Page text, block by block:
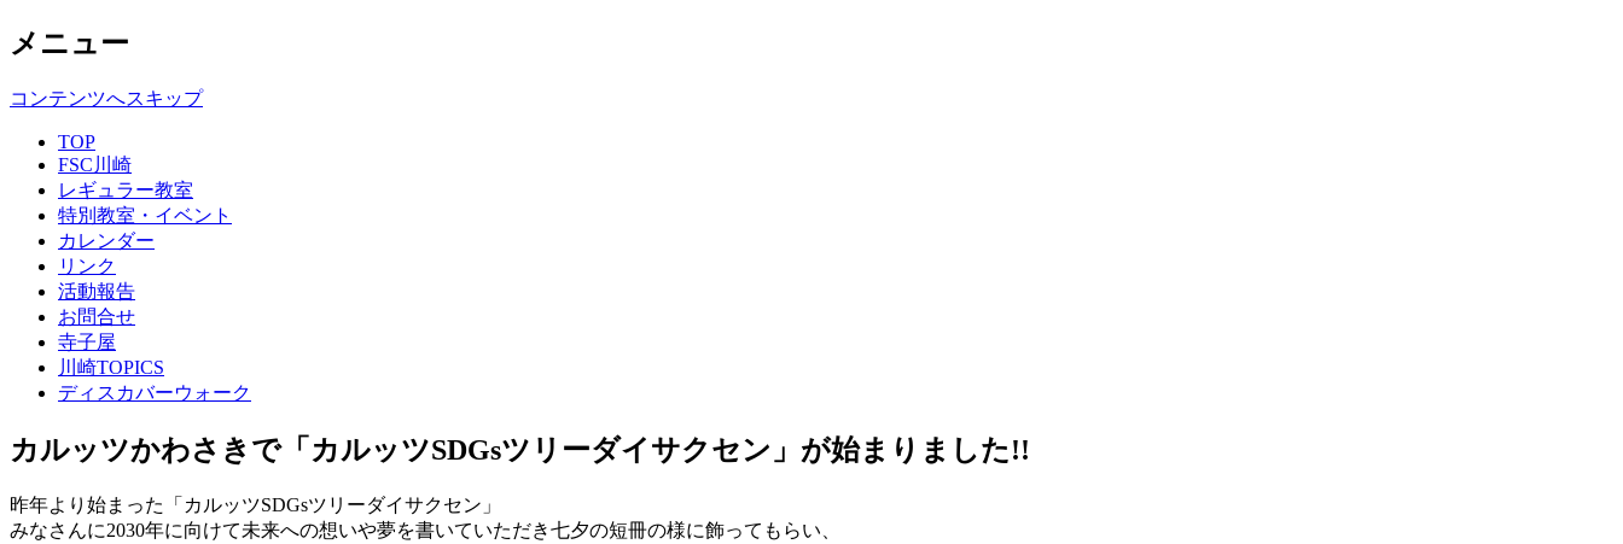
メニュー
コンテンツへスキップ
TOP
FSC川崎
レギュラー教室
特別教室・イベント
カレンダー
リンク
活動報告
お問合せ
寺子屋
川崎TOPICS
ディスカバーウォーク
カルッツかわさきで「カルッツSDGsツリーダイサクセン」が始まりました!!
昨年より始まった「カルッツSDGsツリーダイサクセン」
みなさんに2030年に向けて未来への想いや夢を書いていただき七夕の短冊の様に飾ってもらい、